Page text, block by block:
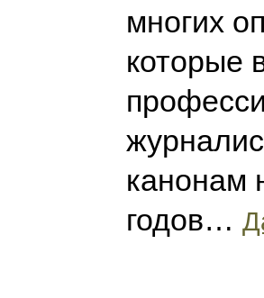
многих
которые
канонам
годов…